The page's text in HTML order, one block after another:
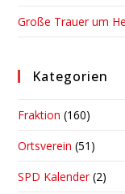
Große Trauer um
Kategorien
Fraktion (160)
Ortsverein (51)
SPD Kalender (2)